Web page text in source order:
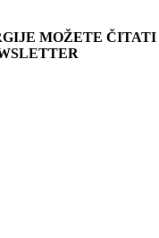
MOŽETE ČITATI